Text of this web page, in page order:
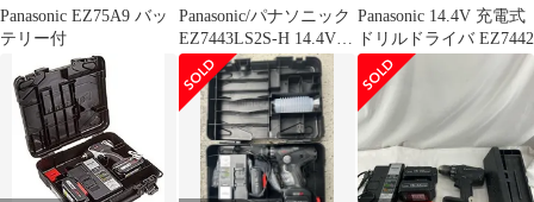
Panasonic EZ75A9 バッ
テリー付
Panasonic/パナソニック
EZ7443LS2S-H 14.4V充
電自動変速ドリルドラ
イバ[203]
Panasonic 14.4V 充電式
ドリルドライバ EZ7442